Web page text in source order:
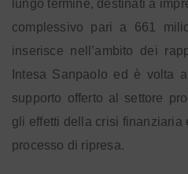
lungo termine, destinati a
complessivo pari a 661
inserisce nell’ambito dei
Intesa Sanpaolo ed è volta
supporto offerto al settore
gli effetti della crisi finanziaria
processo di ripresa.